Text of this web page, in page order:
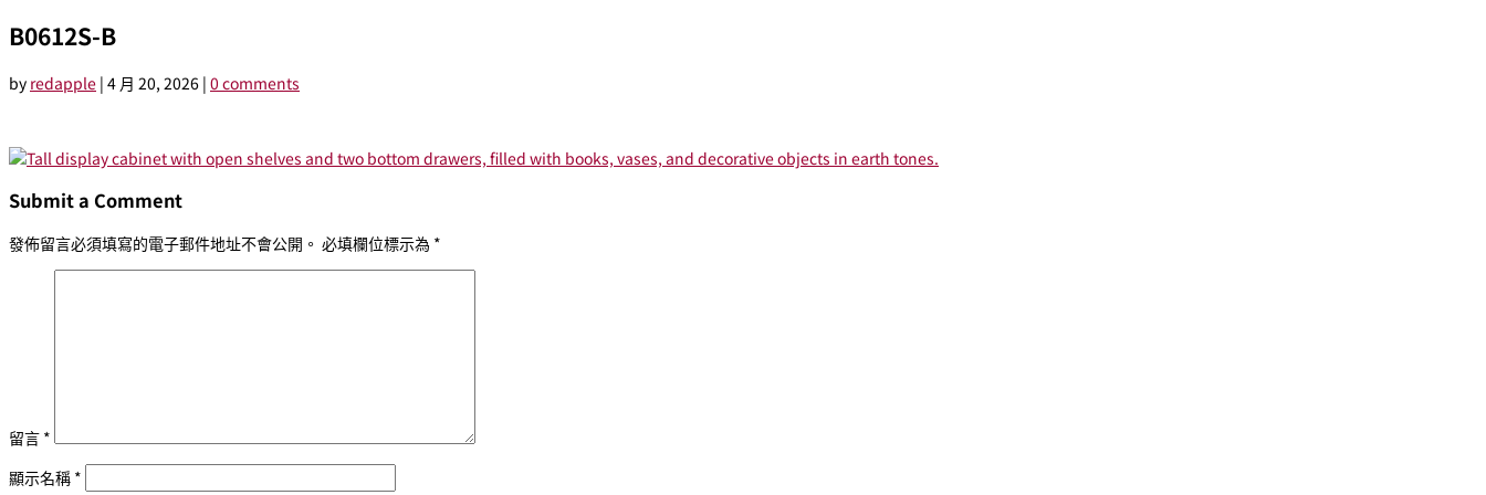
B0612S-B
by redapple | 4 月 20, 2026 | 0 comments
Submit a Comment
發佈留言必須填寫的電子郵件地址不會公開。 必填欄位標示為 *
留言 *
顯示名稱 *